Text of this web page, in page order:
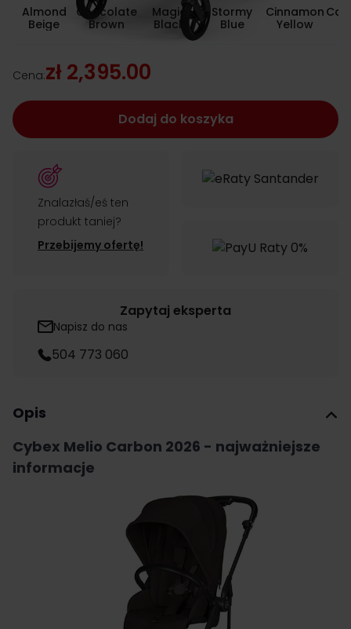
Almond
Beige
Chocolate
Brown
Magic
Black
Stormy
Blue
Cinnamon
Yellow
Cena:zł 2,395.00
Dodaj do koszyka
Znalazłaś/eś ten
produkt taniej?
Przebijemy ofertę!
Zapytaj eksperta
Napisz do nas
504 773 060
Opis
Cybex Melio Carbon 2026 - najważniejsze
informacje